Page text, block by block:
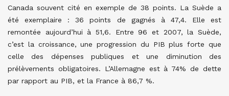
Canada souvent cité en exemple de 38 points. La Suède a
été exemplaire : 36 points de gagnés à 47,4. Elle est
remontée aujourd’hui à 51,6. Entre 96 et 2007, la Suède,
c’est la croissance, une progression du PIB plus forte que
celle des dépenses publiques et une diminution des
prélèvements obligatoires. L’Allemagne est à 74% de dette
par rapport au PIB, et la France à 86,7 %.